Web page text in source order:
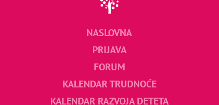
NASLOVNA
PRIJAVA
FORUM
KALENDAR TRUDNOĆE
KALENDAR RAZVOJA DETETA